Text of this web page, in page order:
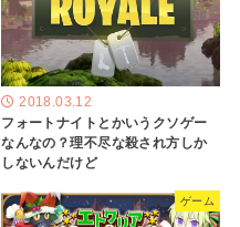
2018.03.12
フォートナイトとかいうクソゲー
なんなの？理不尽な殺され方しか
しないんだけど
ゲーム